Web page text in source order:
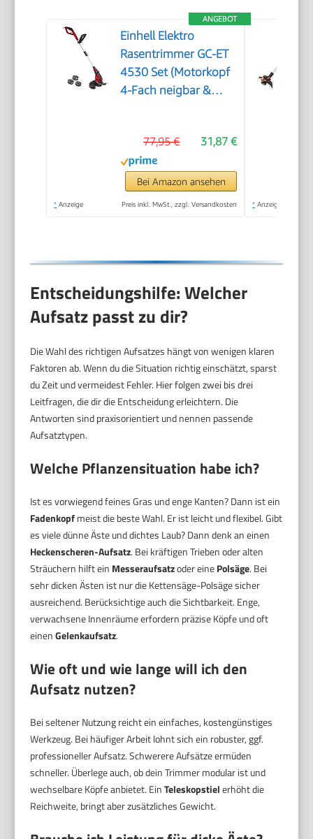
ANGEBOT
Einhell Elektro
Rasentrimmer GC-ET
4530 Set (Motorkopf
4-Fach neigbar &
stufenlos
teleskopierbar,
Flowerguard)
31,87 €
77,95 €
Bei Amazon ansehen
* Anzeige Preis inkl. MwSt., zzgl. Versandkosten * Anzeige
Entscheidungshilfe: Welcher
Aufsatz passt zu dir?
Die Wahl des richtigen Aufsatzes hängt von wenigen klaren
Faktoren ab. Wenn du die Situation richtig einschätzt, sparst
du Zeit und vermeidest Fehler. Hier folgen zwei bis drei
Leitfragen, die dir die Entscheidung erleichtern. Die
Antworten sind praxisorientiert und nennen passende
Aufsatztypen.
Welche Pflanzensituation habe ich?
Ist es vorwiegend feines Gras und enge Kanten? Dann ist ein
Fadenkopfmeist die beste Wahl. Er ist leicht und flexibel. Gibt
es viele dünne Äste und dichtes Laub? Dann denk an einen
Heckenscheren-Aufsatz. Bei kräftigen Trieben oder alten
Sträuchern hilft ein Messeraufsatzoder einePolsäge. Bei
sehr dicken Ästen ist nur die Kettensäge-Polsäge sicher
ausreichend. Berücksichtige auch die Sichtbarkeit. Enge,
verwachsene Innenräume erfordern präzise Köpfe und oft
einenGelenkaufsatz.
Wie oft und wie lange will ich den
Aufsatz nutzen?
Bei seltener Nutzung reicht ein einfaches, kostengünstiges
Werkzeug. Bei häufiger Arbeit lohnt sich ein robuster, ggf.
professioneller Aufsatz. Schwerere Aufsätze ermüden
schneller. Überlege auch, ob dein Trimmer modular ist und
wechselbare Köpfe anbietet. EinTeleskopstielerhöht die
Reichweite, bringt aber zusätzliches Gewicht.